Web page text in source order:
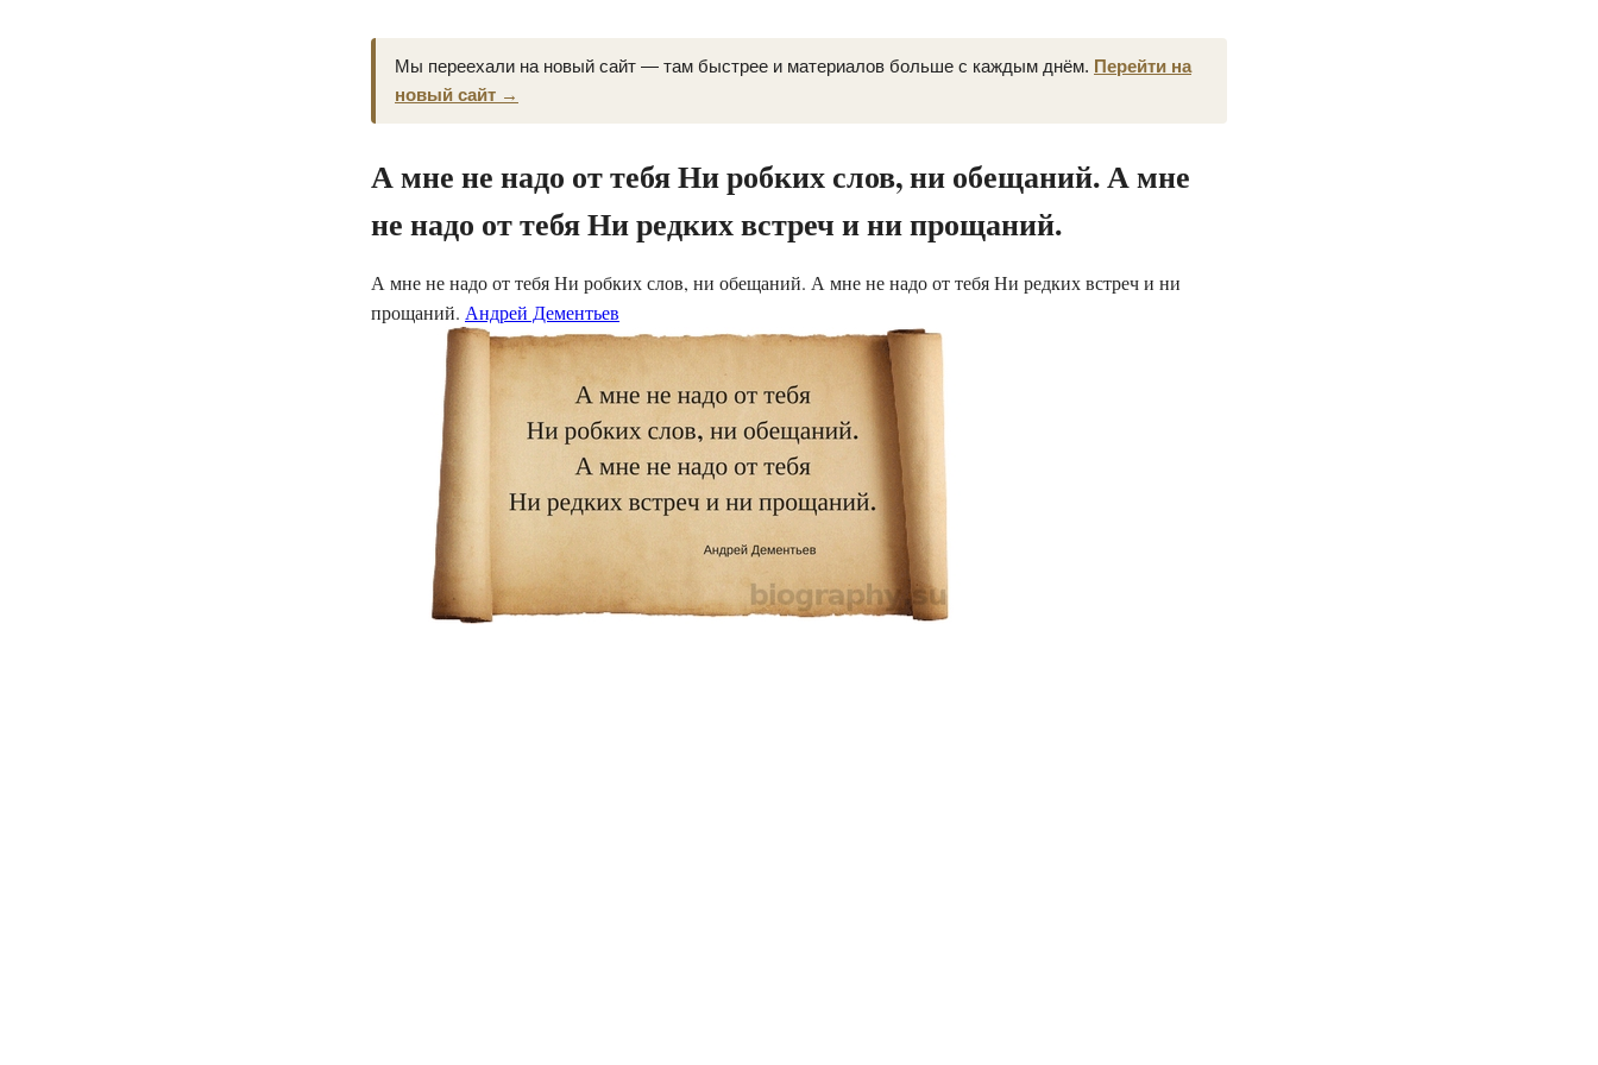
Мы переехали на новый сайт — там быстрее и материалов больше с каждым днём. Перейти на
новый сайт →
А мне не надо от тебя Ни робких слов, ни обещаний. А мне
не надо от тебя Ни редких встреч и ни прощаний.
А мне не надо от тебя Ни робких слов, ни обещаний. А мне не надо от тебя Ни редких встреч и ни
прощаний. Андрей Дементьев